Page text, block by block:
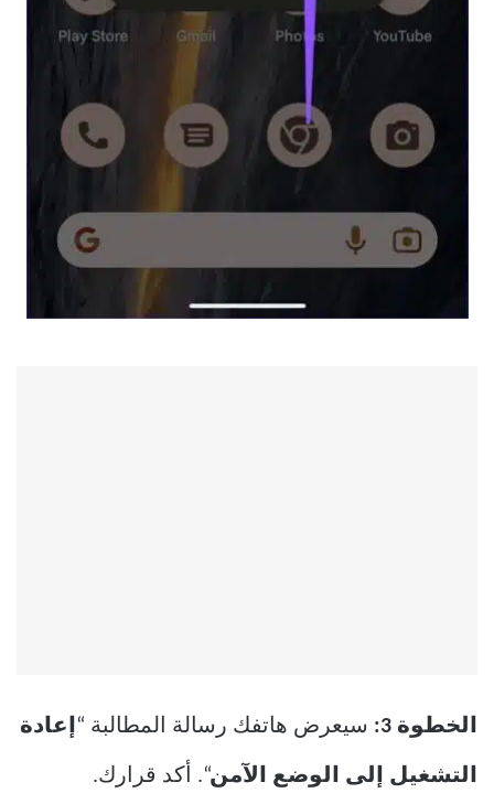
الخطوة 3: سيعرض هاتفك رسالة المطالبة “ إعادة
التشغيل إلى الوضع الآمن“. أكد قرارك.